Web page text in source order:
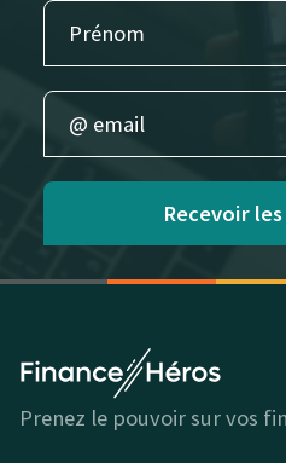
Recevoir
Prenez le pouvoir sur vos